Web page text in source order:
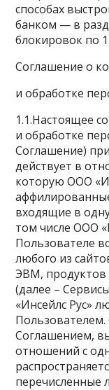
способах
банком — в
блокировок по
Соглашение о
и обработке
1.1.Настоящее
и обработке
Соглашение)
действует в
которую ООО
входящие в
том числе ООО
Пользователе
любого из
ЭВМ, продуктов
(далее –
«Инсейлс Рус»
Пользователем.
Соглашением,
отношений с
перечисленные